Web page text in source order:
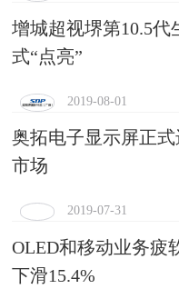
增城超视堺第10.5代
式“点亮”
2019-08-01
奥拓电子显示屏正
市场
2019-07-31
OLED和移动业务疲
下滑15.4%